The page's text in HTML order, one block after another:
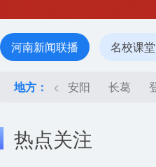
河南新闻联播 名校课堂
地方： < 安阳 长葛
热点关注